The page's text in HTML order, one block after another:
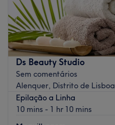
Ds Beauty Studio
Sem comentários
Alenquer, Distrito de Lisboa
Epilação a Linha
10 mins - 1 hr 10 mins